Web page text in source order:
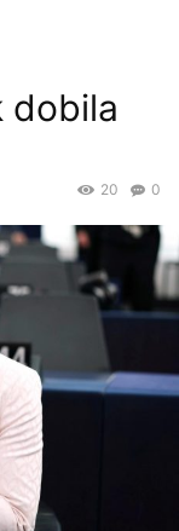
dobila
0
20